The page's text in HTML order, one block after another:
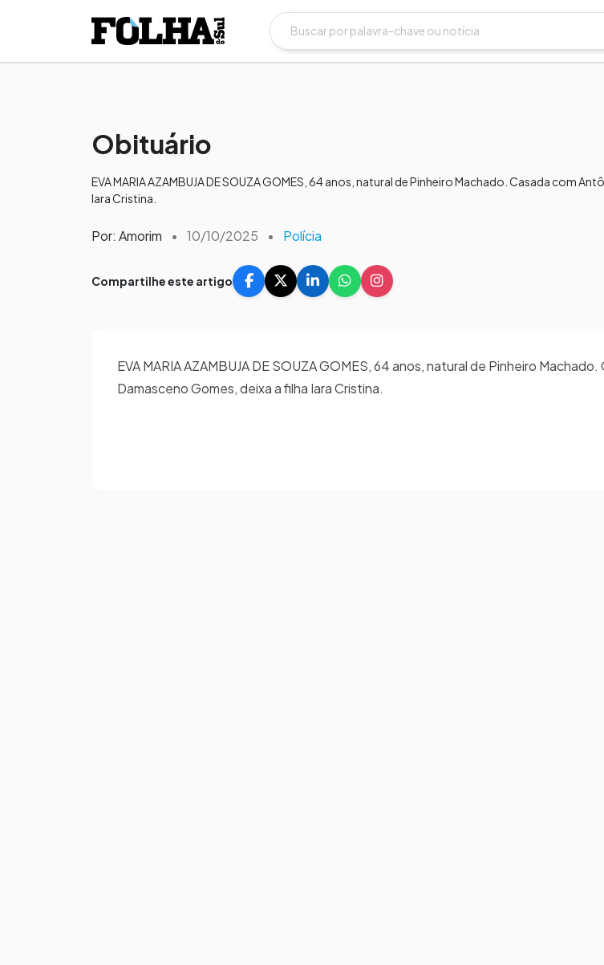
Obituário
EVA MARIA AZAMBUJA DE SOUZA GOMES, 64 anos, natural de Pinheiro Machado. Casada com
Iara Cristina.​​
Por: Amorim • 10/10/2025 • Polícia
Compartilhe este artigo
EVA MARIA AZAMBUJA DE SOUZA GOMES, 64 anos, natural de Pinheiro
Damasceno Gomes, deixa a filha Iara Cristina.